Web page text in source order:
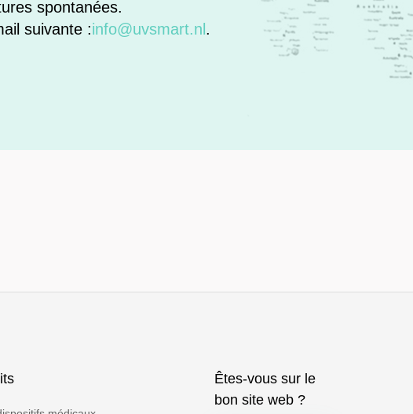
spontanées.
suivante :info@uvsmart.nl.
Êtes-vous sur le
bon site web ?